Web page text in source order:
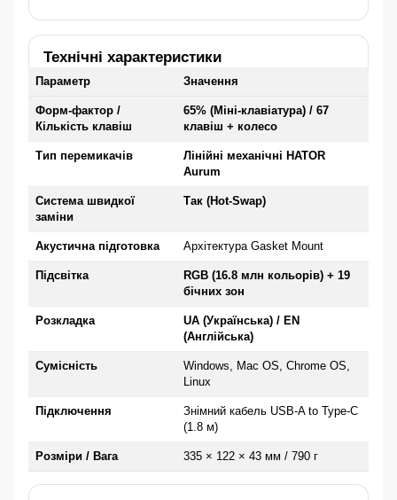
Технічні характеристики
Параметр Значення
Форм-фактор /
Кількість клавіш
65% (Міні-клавіатура) / 67
клавіш + колесо
Тип перемикачів
Лінійні механічні HATOR
Aurum
Система швидкої
заміни
Так (Hot-Swap)
Акустична підготовка Архітектура Gasket Mount
Підсвітка
RGB (16.8 млн кольорів) + 19
бічних зон
Розкладка
UA (Українська) / EN
(Англійська)
Сумісність
Windows, Mac OS, Chrome OS,
Linux
Підключення
Знімний кабель USB-A to Type-C
(1.8 м)
Розміри / Вага 335 × 122 × 43 мм / 790 г